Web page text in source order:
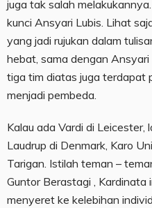
juga tak salah
kunci Ansyari Lubis. Lihat
yang jadi rujukan dalam
hebat, sama dengan Ansyari
tiga tim diatas juga terdapat
menjadi pembeda.
Kalau ada Vardi di Leicester,
Laudrup di Denmark, Karo
Tarigan. Istilah teman –
Guntor Berastagi , Kardinata
menyeret ke kelebihan